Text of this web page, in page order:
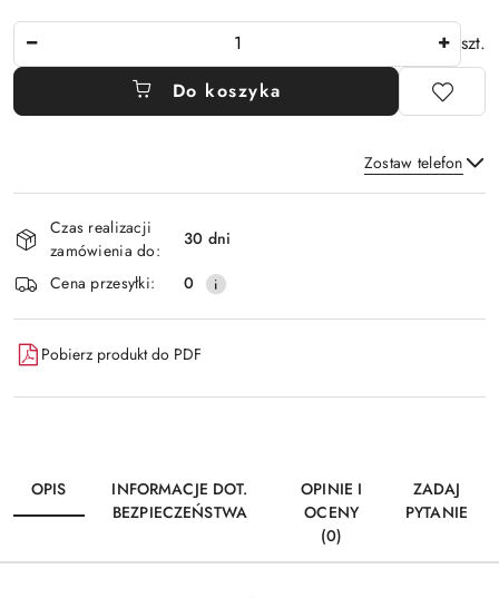
szt.
Do koszyka
Zostaw telefon
i
dostawa
Czas realizacji
zamówienia do:
30 dni
Cena przesyłki:
0
Pobierz produkt do PDF
OPIS
INFORMACJE DOT.
BEZPIECZEŃSTWA
OPINIE I
OCENY
(0)
ZADAJ
PYTANIE